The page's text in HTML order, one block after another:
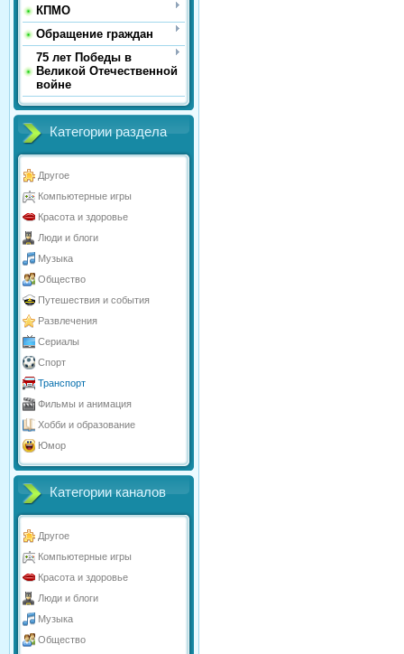
КПМО
Обращение граждан
75 лет Победы в
Великой Отечественной
войне
Категории раздела
Другое
Компьютерные игры
Красота и здоровье
Люди и блоги
Музыка
Общество
Путешествия и события
Развлечения
Сериалы
Спорт
Транспорт
Фильмы и анимация
Хобби и образование
Юмор
Категории каналов
Другое
Компьютерные игры
Красота и здоровье
Люди и блоги
Музыка
Общество